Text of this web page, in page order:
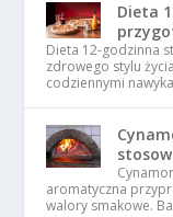
Dieta
Dieta 12-godzinna
zdrowego stylu
codziennymi
aromatyczna
walory smakowe.